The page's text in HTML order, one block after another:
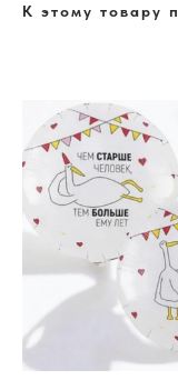
К этому товару